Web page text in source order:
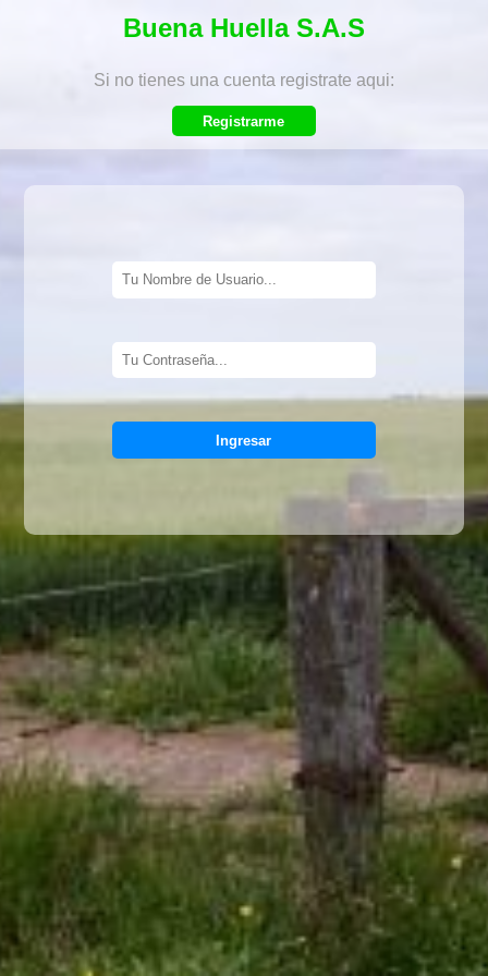
Buena Huella S.A.S
Si no tienes una cuenta registrate aqui:
Registrarme
Ingresar